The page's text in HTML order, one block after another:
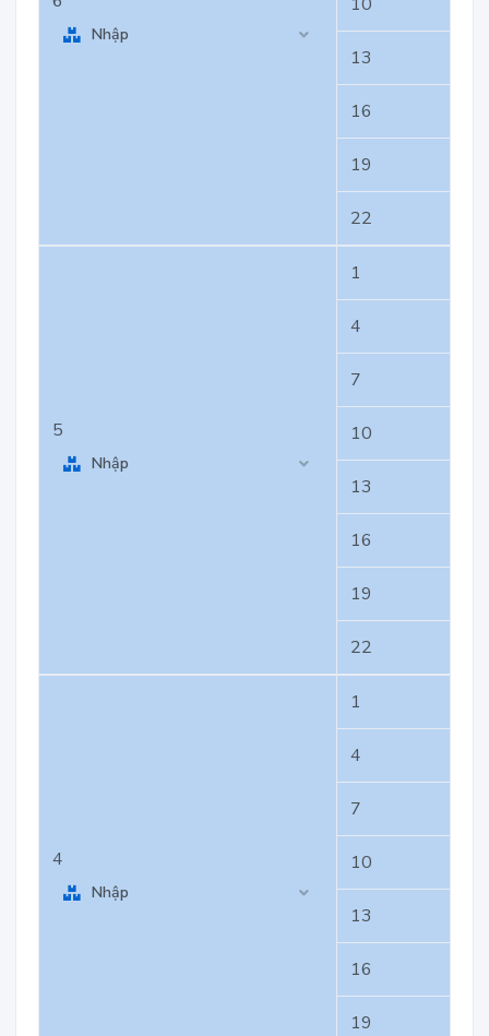
Nhập
13
16
19
22
5
Nhập
1
4
7
10
13
16
19
22
4
Nhập
1
4
7
10
13
16
19